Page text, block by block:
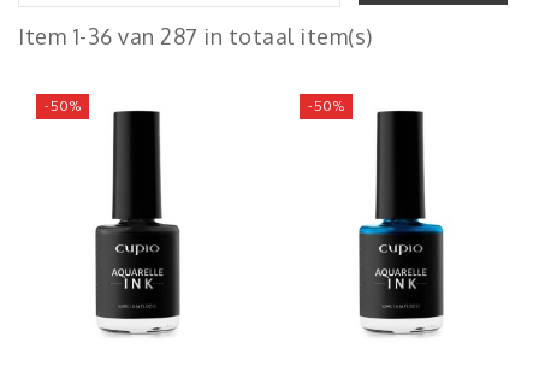
Item 1-36 van 287 in totaal item(s)
-50% -50%